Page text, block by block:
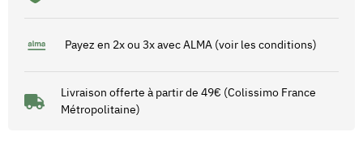
Payez en 2x ou 3x avec ALMA (voir les conditions)
Livraison offerte à partir de 49€ (Colissimo France
Métropolitaine)